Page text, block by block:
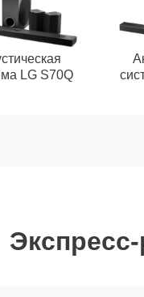
LG S70Q